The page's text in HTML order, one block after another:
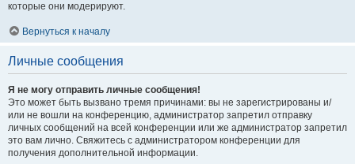
которые они модерируют.
Вернуться к началу
Личные сообщения
Я не могу отправить личные сообщения!
Это может быть вызвано тремя причинами: вы не зарегистрированы и/
или не вошли на конференцию, администратор запретил отправку
личных сообщений на всей конференции или же администратор запретил
это вам лично. Свяжитесь с администратором конференции для
получения дополнительной информации.